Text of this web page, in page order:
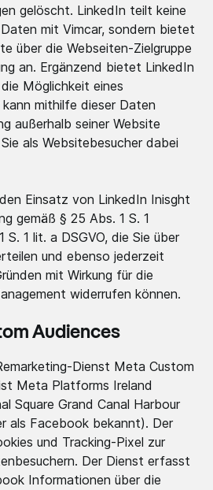
gelöscht. LinkedIn teilt keine
mit Vimcar, sondern bietet
über die Webseiten-Zielgruppe
an. Ergänzend bietet LinkedIn
Möglichkeit eines
mithilfe dieser Daten
außerhalb seiner Website
als Websitebesucher dabei
Einsatz von LinkedIn Inisght
gemäß § 25 Abs. 1 S. 1
1 lit. a DSGVO, die Sie über
und ebenso jederzeit
mit Wirkung für die
widerrufen können.
Audiences
Dienst Meta Custom
Meta Platforms Ireland
Square Grand Canal Harbour
als Facebook bekannt). Der
und Tracking-Pixel zur
Der Dienst erfasst
Informationen über die